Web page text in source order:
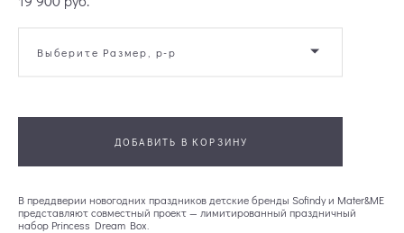
Выберите Размер, р-р
ДОБАВИТЬ В КОРЗИНУ
В преддверии новогодних праздников детские бренды Sofindy и Mater&ME
представляют совместный проект — лимитированный праздничный
набор Princess Dream Box.